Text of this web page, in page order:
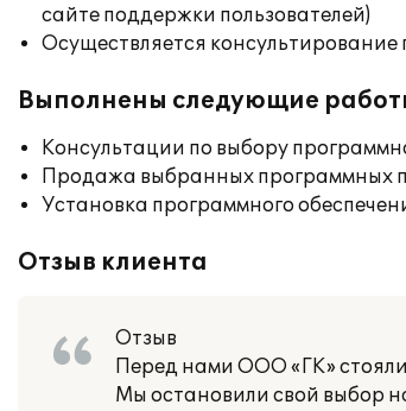
сайте поддержки пользователей)
Осуществляется
Выполнены следующие
Консультации по выбору
Продажа выбранных программных
Установка программного
Отзыв клиента
Отзыв
Перед нами ООО «ГК» стояли
Мы остановили свой выбор